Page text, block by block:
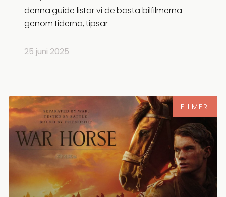
denna guide listar vi de bästa bilfilmerna
genom tiderna, tipsar
25 juni 2025
FILMER